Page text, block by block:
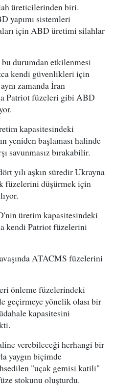
üreticilerinden biri.
yapımı sistemleri
için ABD üretimi silahlar
durumdan etkilenmesi
kendi güvenlikleri için
zamanda İran
Patriot füzeleri gibi ABD
kapasitesindeki
yeniden başlaması halinde
savunmasız bırakabilir.
yılı aşkın süredir Ukrayna
füzelerini düşürmek için
üretim kapasitesindeki
kendi Patriot füzelerini
ATACMS füzelerini
önleme füzelerindeki
geçirmeye yönelik olası bir
kapasitesini
verebileceği herhangi bir
yaygın biçimde
"uçak gemisi katili"
stokunu oluşturdu.